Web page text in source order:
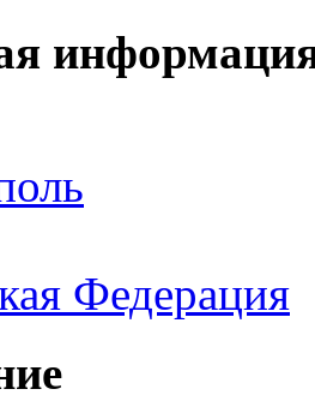
Федерация